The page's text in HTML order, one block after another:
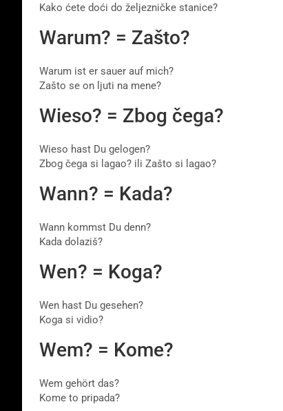
Kako ćete doći do željezničke stanice?
Warum? = Zašto?
Warum ist er sauer auf mich?
Zašto se on ljuti na mene?
Wieso? = Zbog čega?
Wieso hast Du gelogen?
Zbog čega si lagao? ili Zašto si lagao?
Wann? = Kada?
Wann kommst Du denn?
Kada dolaziš?
Wen? = Koga?
Wen hast Du gesehen?
Koga si vidio?
Wem? = Kome?
Wem gehört das?
Kome to pripada?